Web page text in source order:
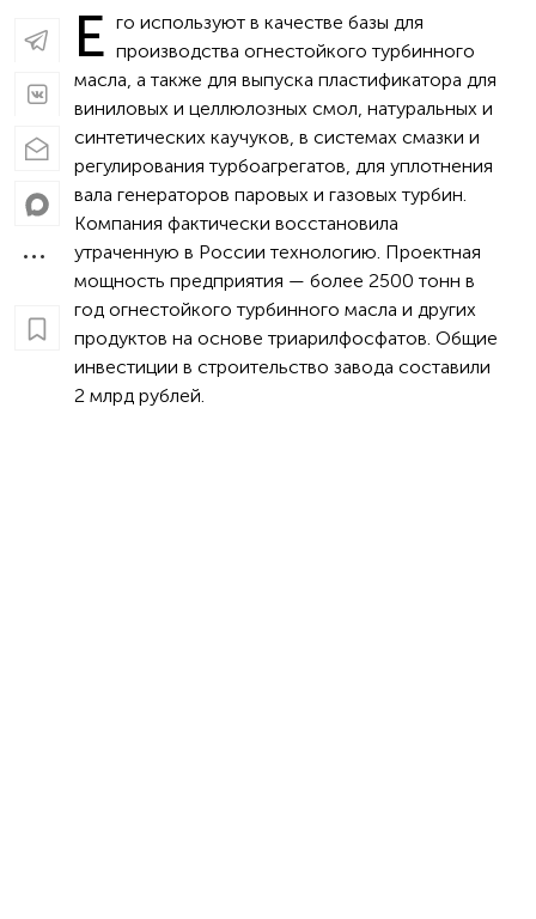
Е го используют в качестве базы для
производства огнестойкого турбинного
масла, а также для выпуска пластификатора для
виниловых и целлюлозных смол, натуральных и
синтетических каучуков, в системах смазки и
регулирования турбоагрегатов, для уплотнения
вала генераторов паровых и газовых турбин.
Компания фактически восстановила
утраченную в России технологию. Проектная
мощность предприятия — более 2500 тонн в
год огнестойкого турбинного масла и других
продуктов на основе триарилфосфатов. Общие
инвестиции в строительство завода составили
2 млрд рублей.